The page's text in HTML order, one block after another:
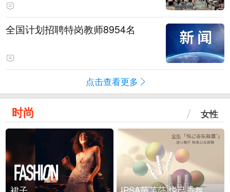
全国计划招聘特岗教师8954名
点击查看更多
时尚 女性